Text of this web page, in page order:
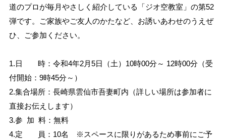
道のプロが毎月やさしく紹介している「ジオ空教室」の第52
弾です。ご家族やご友人のかたなど、お誘いあわせのうえぜ
ひ、ご参加ください。
1.日 時：令和4年2月5日（土）10時00分～ 12時00分（受
付開始：9時45分～）
2.集合場所：長崎県雲仙市吾妻町内（詳しい場所は参加者に
直接お伝えします）
3.参 加 料：無料
4.定 員：10名 ※スペースに限りがあるため事前にご予